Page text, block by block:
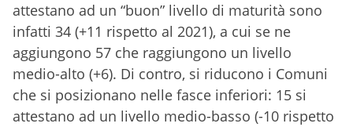
attestano ad un “buon” livello di maturità sono
infatti 34 (+11 rispetto al 2021), a cui se ne
aggiungono 57 che raggiungono un livello
medio-alto (+6). Di contro, si riducono i Comuni
che si posizionano nelle fasce inferiori: 15 si
attestano ad un livello medio-basso (-10 rispetto